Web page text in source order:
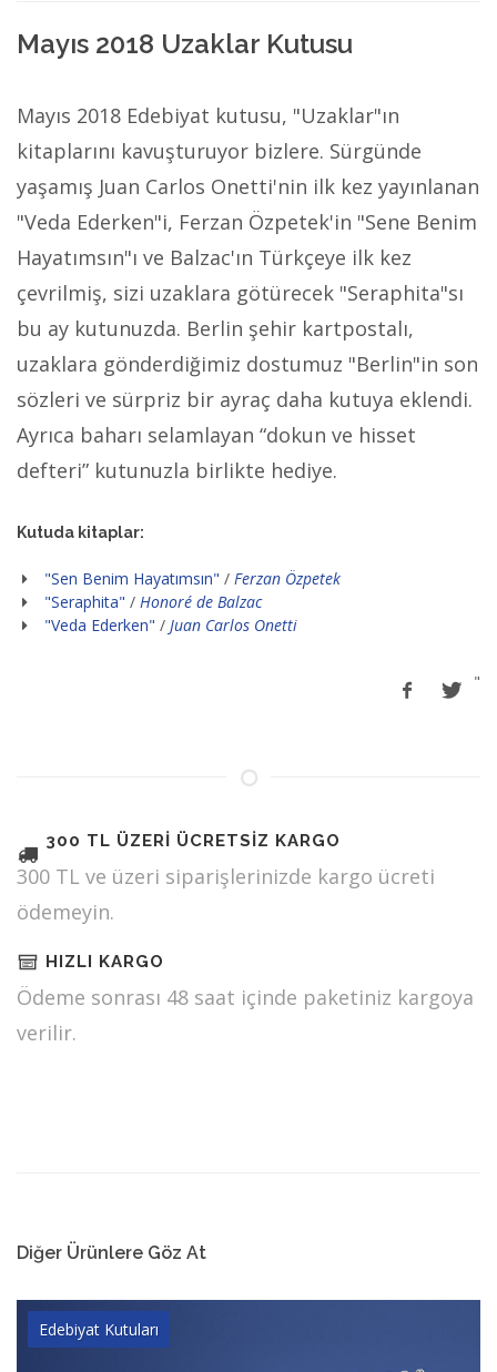
Mayıs 2018 Uzaklar Kutusu
Mayıs 2018 Edebiyat kutusu, "Uzaklar"ın
kitaplarını kavuşturuyor bizlere. Sürgünde
yaşamış Juan Carlos Onetti'nin ilk kez yayınlanan
"Veda Ederken"i, Ferzan Özpetek'in "Sene Benim
Hayatımsın"ı ve Balzac'ın Türkçeye ilk kez
çevrilmiş, sizi uzaklara götürecek "Seraphita"sı
bu ay kutunuzda. Berlin şehir kartpostalı,
uzaklara gönderdiğimiz dostumuz "Berlin"in son
sözleri ve sürpriz bir ayraç daha kutuya eklendi.
Ayrıca baharı selamlayan “dokun ve hisset
defteri” kutunuzla birlikte hediye.
Kutuda kitaplar:
"Sen Benim Hayatımsın" / Ferzan Özpetek
"Seraphita" / Honoré de Balzac
"Veda Ederken" / Juan Carlos Onetti
"
300 TL ÜZERİ ÜCRETSİZ KARGO
300 TL ve üzeri siparişlerinizde kargo ücreti
ödemeyin.
HIZLI KARGO
Ödeme sonrası 48 saat içinde paketiniz kargoya
verilir.
Diğer Ürünlere Göz At
Edebiyat Kutuları